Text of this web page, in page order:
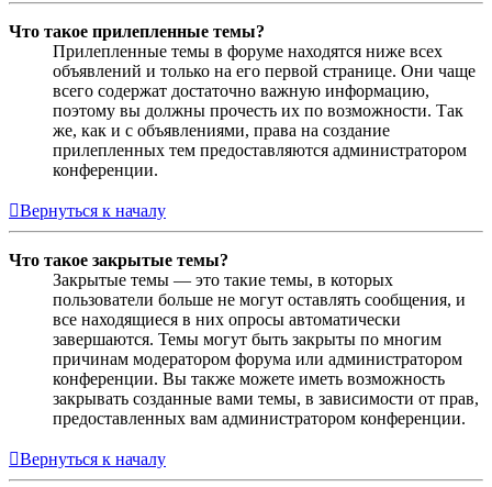
Что такое прилепленные темы?
Прилепленные темы в форуме находятся ниже всех
объявлений и только на его первой странице. Они чаще
всего содержат достаточно важную информацию,
поэтому вы должны прочесть их по возможности. Так
же, как и с объявлениями, права на создание
прилепленных тем предоставляются администратором
конференции.
Вернуться к началу
Что такое закрытые темы?
Закрытые темы — это такие темы, в которых
пользователи больше не могут оставлять сообщения, и
все находящиеся в них опросы автоматически
завершаются. Темы могут быть закрыты по многим
причинам модератором форума или администратором
конференции. Вы также можете иметь возможность
закрывать созданные вами темы, в зависимости от прав,
предоставленных вам администратором конференции.
Вернуться к началу